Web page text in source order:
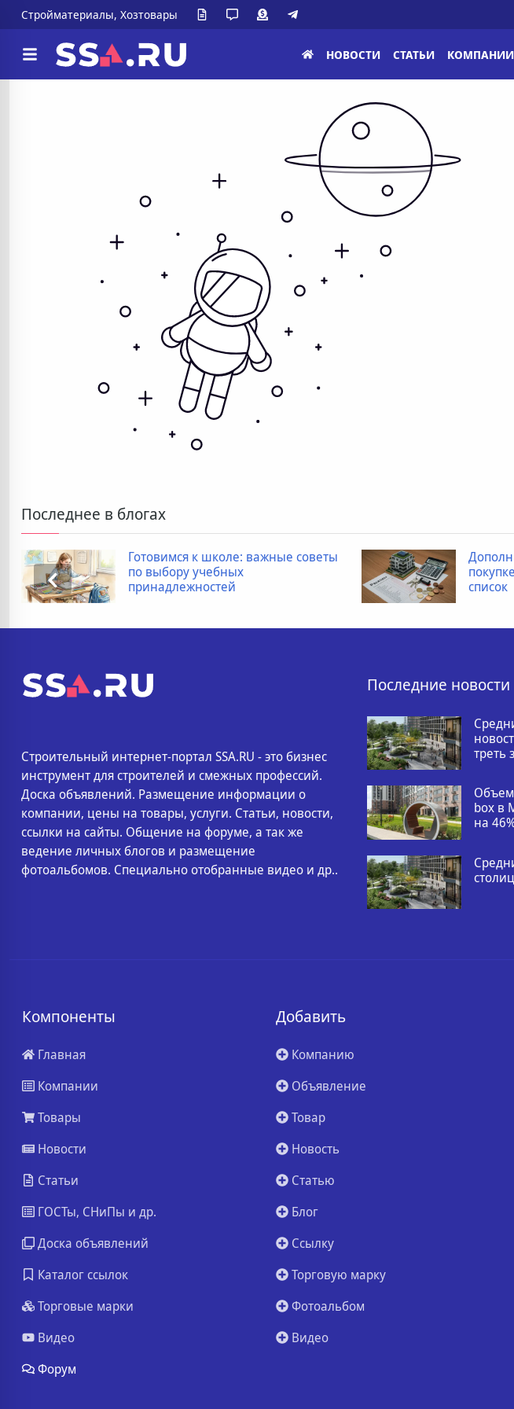
Стройматериалы, Хозтовары
НОВОСТИ СТАТЬИ КОМПАНИИ
Последнее в блогах
Готовимся к школе: важные советы
по выбору учебных
принадлежностей
список
Строительный интернет-портал SSA.RU - это бизнес
инструмент для строителей и смежных профессий.
Доска объявлений. Размещение информации о
компании, цены на товары, услуги. Статьи, новости,
ссылки на сайты. Общение на форуме, а так же
ведение личных блогов и размещение
фотоальбомов. Специально отобранные видео и др..
Последние новости
треть
Объем
box в
на
Компоненты
Главная
Компании
Товары
Новости
Статьи
ГОСТы, СНиПы и др.
Доска объявлений
Каталог ссылок
Торговые марки
Видео
Форум
Добавить
Компанию
Объявление
Товар
Новость
Статью
Блог
Ссылку
Торговую марку
Фотоальбом
Видео